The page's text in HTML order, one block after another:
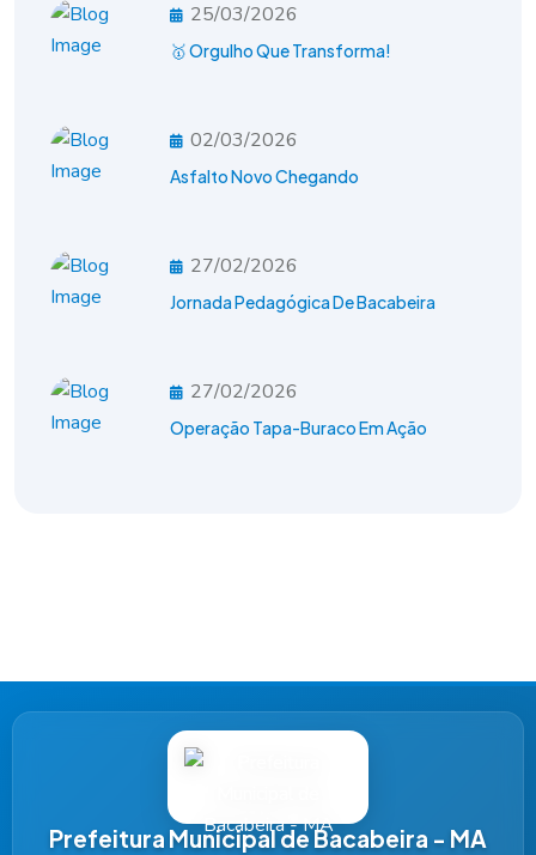
25/03/2026
🥇 Orgulho Que Transforma!
02/03/2026
Asfalto Novo Chegando
27/02/2026
Jornada Pedagógica De Bacabeira
27/02/2026
Operação Tapa-Buraco Em Ação
Prefeitura Municipal de Bacabeira - MA